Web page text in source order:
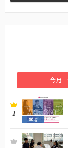
今月
1
学校